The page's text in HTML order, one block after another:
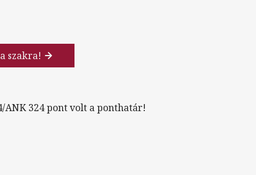
szakra!
ANK 324 pont volt a ponthatár!